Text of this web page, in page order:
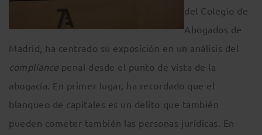
del Colegio de
Abogados de
Madrid, ha centrado su exposición en un análisis del
compliance penal desde el punto de vista de la
abogacía. En primer lugar, ha recordado que el
blanqueo de capitales es un delito que también
pueden cometer también las personas jurídicas. En